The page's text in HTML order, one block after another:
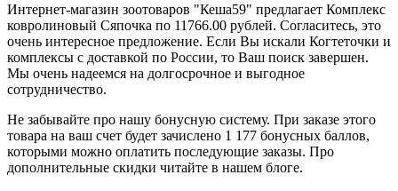
Интернет-магазин зоотоваров "Кеша59" предлагает Комплекс
ковролиновый Сяпочка по 11766.00 рублей. Согласитесь, это
очень интересное предложение. Если Вы искали Когтеточки и
комплексы с доставкой по России, то Ваш поиск завершен.
Мы очень надеемся на долгосрочное и выгодное
сотрудничество.
Не забывайте про нашу бонусную систему. При заказе этого
товара на ваш счет будет зачислено 1 177 бонусных баллов,
которыми можно оплатить последующие заказы. Про
дополнительные скидки читайте в нашем блоге.